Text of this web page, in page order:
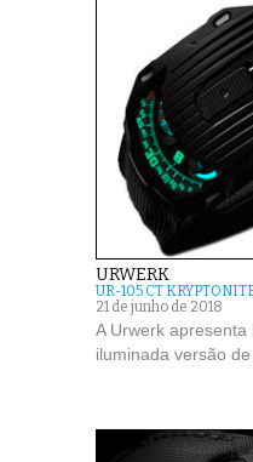
URWERK
UR-105 CT
21 de junho de 2018
A Urwerk
iluminada versão